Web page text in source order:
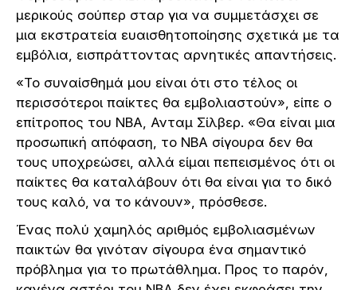
μερικούς σούπερ σταρ για να συμμετάσχει σε
μια εκστρατεία ευαισθητοποίησης σχετικά με τα
εμβόλια, εισπράττοντας αρνητικές απαντήσεις.
«Το συναίσθημά μου είναι ότι στο τέλος οι
περισσότεροι παίκτες θα εμβολιαστούν», είπε ο
επίτροπος του ΝΒΑ, Ανταμ Σίλβερ. «Θα είναι μια
προσωπική απόφαση, το NBA σίγουρα δεν θα
τους υποχρεώσει, αλλά είμαι πεπεισμένος ότι οι
παίκτες θα καταλάβουν ότι θα είναι για το δικό
τους καλό, να το κάνουν», πρόσθεσε.
Ένας πολύ χαμηλός αριθμός εμβολιασμένων
παικτών θα γινόταν σίγουρα ένα σημαντικό
πρόβλημα για το πρωτάθλημα. Προς το παρόν,